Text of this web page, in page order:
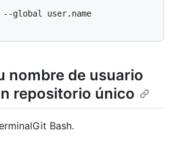
global user.name
nombre de usuario
repositorio único
Git Bash.